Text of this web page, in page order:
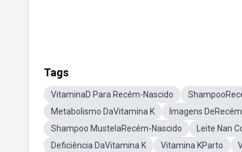
Tags
VitaminaD Para Recém-Nascido
Metabolismo DaVitamina K
Imagens
Shampoo MustelaRecém-Nascido
Leite Nan
Deficiência DaVitamina K
Vitamina KParto